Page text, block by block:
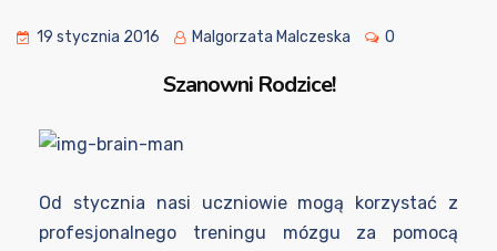
19 stycznia 2016 Malgorzata Malczeska 0
Szanowni Rodzice!
Od stycznia nasi uczniowie mogą korzystać z
profesjonalnego treningu mózgu za pomocą